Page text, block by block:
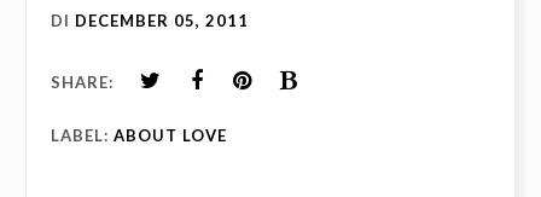
DI DECEMBER 05, 2011
SHARE:
LABEL: ABOUT LOVE